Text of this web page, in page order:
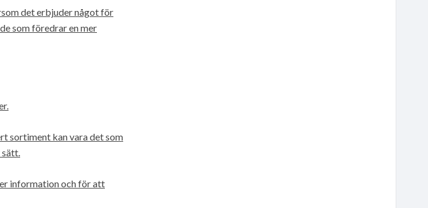
det erbjuder något för
som föredrar en mer
sortiment kan vara det som
information och för att